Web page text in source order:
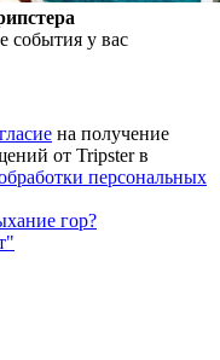
события у вас
на получение
от Tripster в
персональных